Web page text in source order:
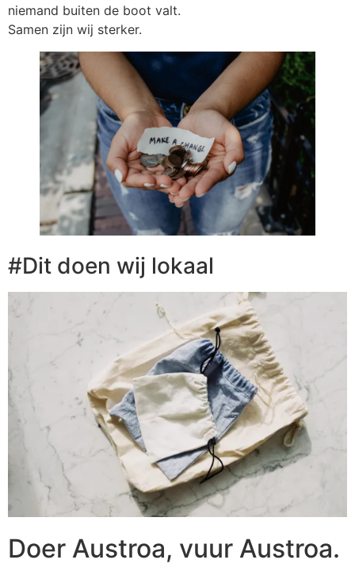
niemand buiten de boot valt.
Samen zijn wij sterker.
#Dit doen wij lokaal
Doer Austroa, vuur Austroa.